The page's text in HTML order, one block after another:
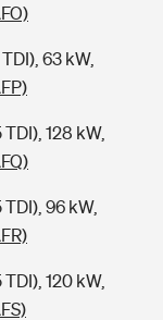
63 kW,
128 kW,
96 kW,
120 kW,